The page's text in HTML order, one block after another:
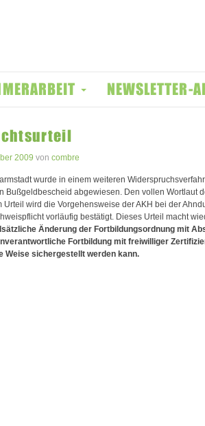
NEWSLETTER-
2009 von combre
wurde in einem weiteren
Bußgeldbescheid abgewiesen. Den vollen Wortlaut
wird die Vorgehensweise der AKH bei der
vorläufig bestätigt. Dieses Urteil macht
Änderung der Fortbildungsordnung mit
Fortbildung mit freiwilliger
Weise sichergestellt werden kann.